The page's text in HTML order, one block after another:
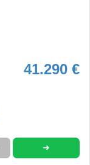
41.290 €
➜